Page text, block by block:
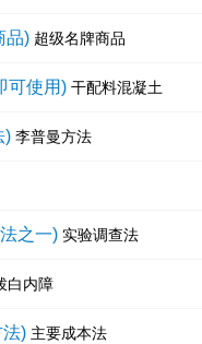
品) 超级名牌商品
可使用) 干配料混凝土
) 李普曼方法
之一) 实验调查法
白内障
法) 主要成本法